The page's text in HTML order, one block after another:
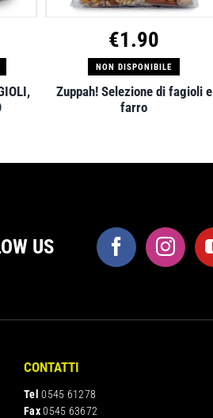
€1.90
NON DISPONIBILE
Zuppah! Selezione di fagioli e
farro
US
CONTATTI
Tel 0545 61278
Fax0545 63672